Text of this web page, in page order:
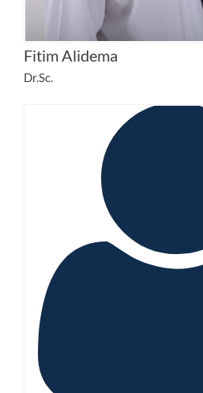
Fitim Alidema
Dr.Sc.